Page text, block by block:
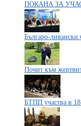
ПОКАНА ЗА
Българо-
Почит към
БТПП участва в